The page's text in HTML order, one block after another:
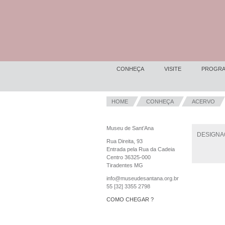
CONHEÇA VISITE
HOME CONHEÇA ACERVO
Museu de Sant’Ana
Rua Direita, 93
Entrada pela Rua da Cadeia
Centro 36325-000
Tiradentes MG
info@museudesantana.org.br
55 [32] 3355 2798
COMO CHEGAR ?